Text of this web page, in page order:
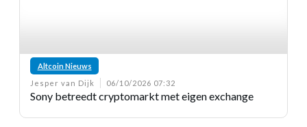
Altcoin Nieuws
Jesper van Dijk
06/10/2026 07:32
Sony betreedt cryptomarkt met eigen exchange